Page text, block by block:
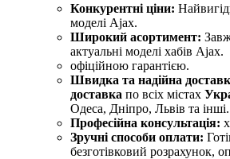
Конкурентні ціни:
моделі Ajax.
Широкий асортимент:
актуальні моделі хабів Ajax.
офіційною гарантією.
Швидка та надійна
доставка по всіх містах
Одеса, Дніпро, Львів та інші.
Професійна консультація:
Зручні способи оплати:
безготівковий розрахунок,